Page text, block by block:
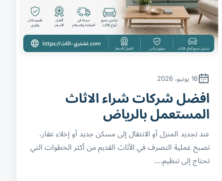
16 يونيو، 2026
افضل شركات شراء الاثاث
المستعمل بالرياض
عند تجديد المنزل أو الانتقال إلى مسكن جديد أو إخلاء عقار،
تصبح عملية التصرف في الأثاث القديم من أكثر الخطوات التي
تحتاج إلى تنظيم.…